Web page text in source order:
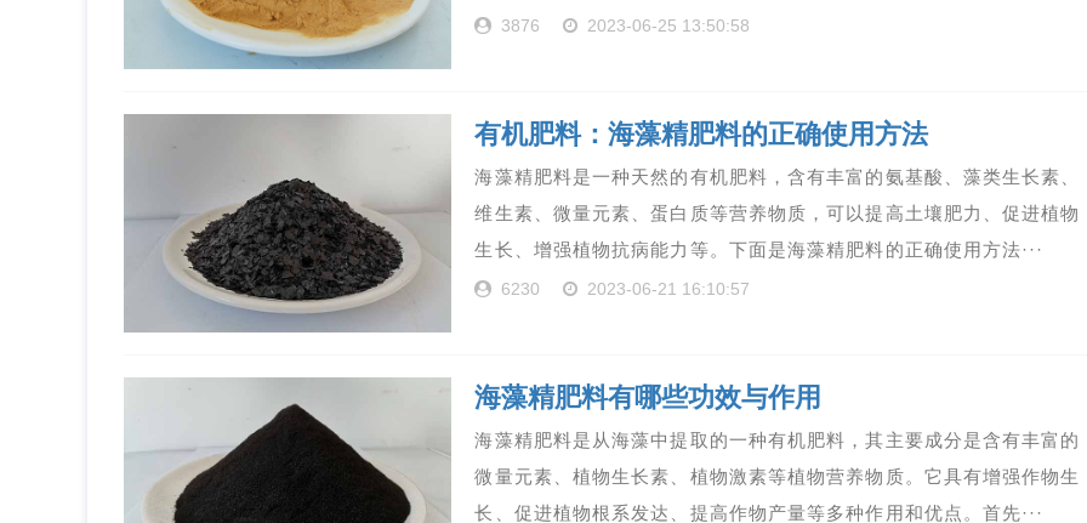
3876 2023-06-25 13:50:58
有机肥料：海藻精肥料的正确使用方法
海藻精肥料是一种天然的有机肥料，含有丰富的氨基酸、藻类生长素、
维生素、微量元素、蛋白质等营养物质，可以提高土壤肥力、促进植物
生长、增强植物抗病能力等。下面是海藻精肥料的正确使用方法···
6230 2023-06-21 16:10:57
海藻精肥料有哪些功效与作用
海藻精肥料是从海藻中提取的一种有机肥料，其主要成分是含有丰富的
微量元素、植物生长素、植物激素等植物营养物质。它具有增强作物生
长、促进植物根系发达、提高作物产量等多种作用和优点。首先···